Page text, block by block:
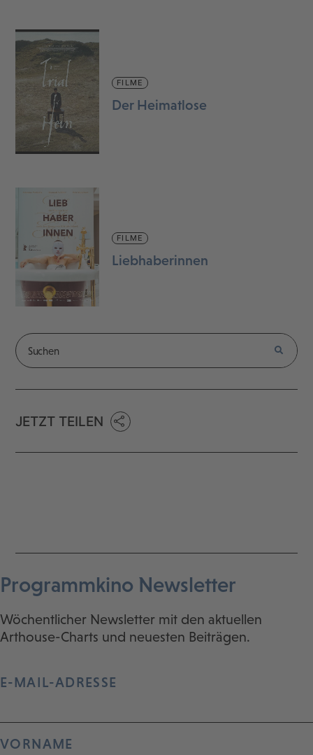
FILME
Der Heimatlose
FILME
Liebhaberinnen
JETZT TEILEN
Programmkino Newsletter
Wöchentlicher Newsletter mit den aktuellen
Arthouse-Charts und neuesten Beiträgen.
E-MAIL-ADRESSE
VORNAME